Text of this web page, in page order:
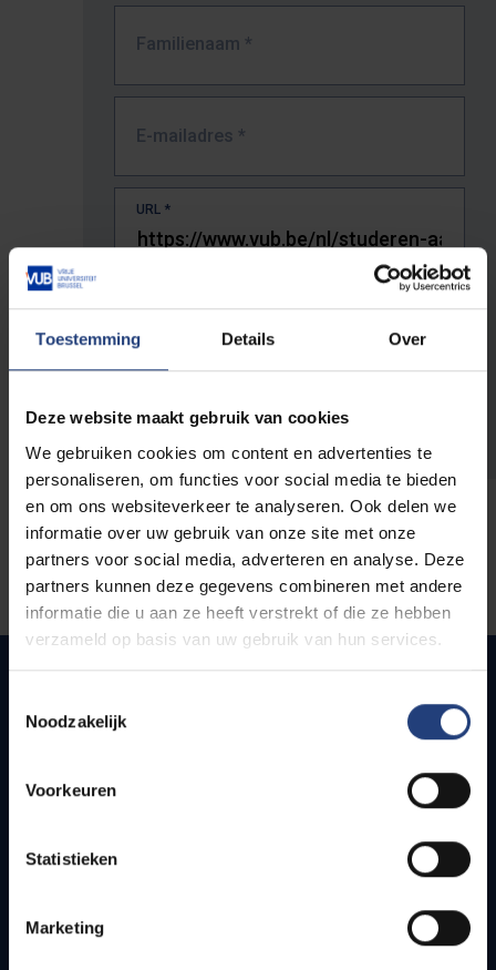
Toestemming Details Over
Deze website maakt gebruik van cookies
We gebruiken cookies om content en advertenties te
personaliseren, om functies voor social media te bieden
en om ons websiteverkeer te analyseren. Ook delen we
informatie over uw gebruik van onze site met onze
partners voor social media, adverteren en analyse. Deze
partners kunnen deze gegevens combineren met andere
informatie die u aan ze heeft verstrekt of die ze hebben
verzameld op basis van uw gebruik van hun services.
Noodzakelijk
Voorkeuren
Statistieken
Marketing
Familienaam *
E-mailadres *
URL *
De volledige URL van de pagina waar je de fout zag.
Snel naar
Bereikbaarheid